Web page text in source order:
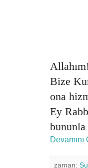
Allahım!
Bize
ona
Ey
Devamını
zaman: